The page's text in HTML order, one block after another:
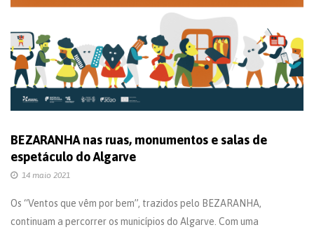
BEZARANHA nas ruas, monumentos e salas de
espetáculo do Algarve
14 maio 2021
Os “Ventos que vêm por bem”, trazidos pelo BEZARANHA,
continuam a percorrer os municípios do Algarve. Com uma